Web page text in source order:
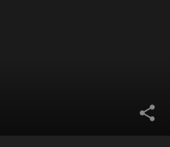
share